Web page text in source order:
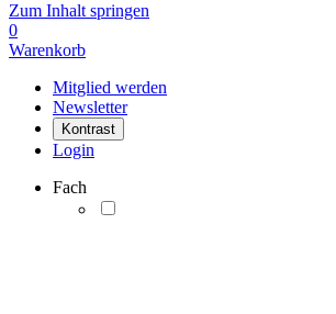
Zum Inhalt springen
0
Warenkorb
Mitglied werden
Newsletter
Kontrast
Login
Fach